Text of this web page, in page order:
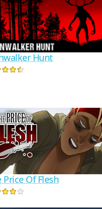
Hunt
Price Of Flesh